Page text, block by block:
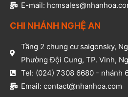
E-mail:
CHI NHÁNH NGHỆ AN​
Tầng 2 chung cư saigonsky,
Phường Đội Cung, TP. Vinh,
Tel: (024) 7308 6680 - nhánh
Email: contact@nhanhoa.com​